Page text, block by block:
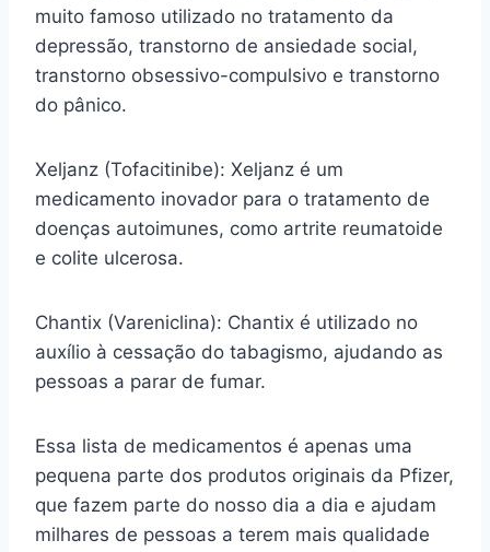
muito famoso utilizado no tratamento da
depressão, transtorno de ansiedade social,
transtorno obsessivo-compulsivo e transtorno
do pânico.
Xeljanz (Tofacitinibe): Xeljanz é um
medicamento inovador para o tratamento de
doenças autoimunes, como artrite reumatoide
e colite ulcerosa.
Chantix (Vareniclina): Chantix é utilizado no
auxílio à cessação do tabagismo, ajudando as
pessoas a parar de fumar.
Essa lista de medicamentos é apenas uma
pequena parte dos produtos originais da Pfizer,
que fazem parte do nosso dia a dia e ajudam
milhares de pessoas a terem mais qualidade